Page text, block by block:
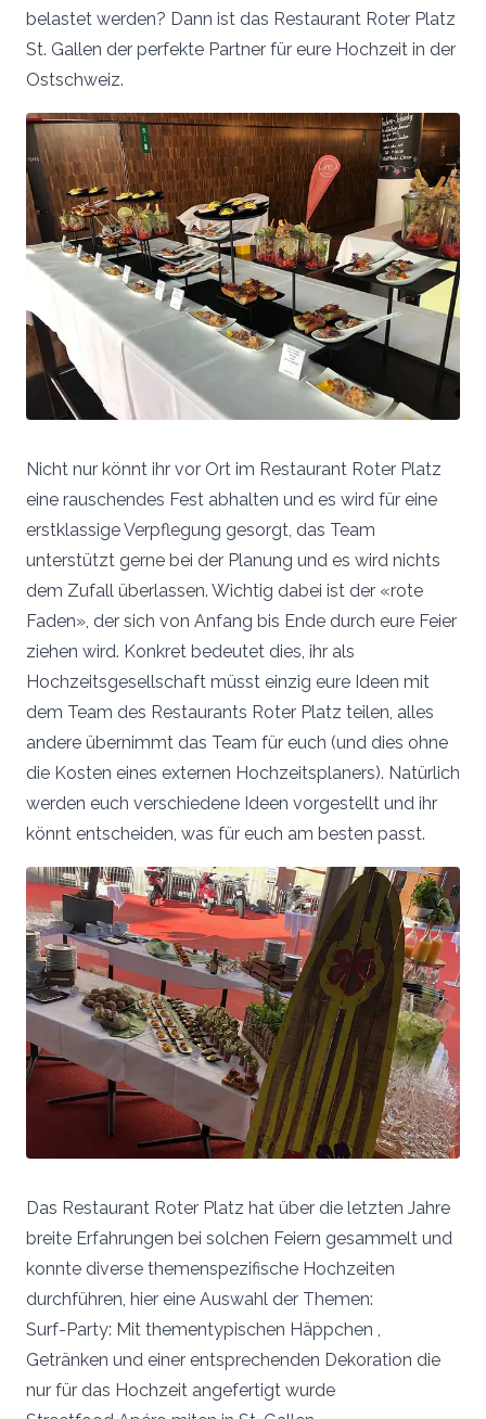
belastet werden? Dann ist das Restaurant Roter Platz
St. Gallen der perfekte Partner für eure Hochzeit in der
Ostschweiz.
Nicht nur könnt ihr vor Ort im Restaurant Roter Platz
eine rauschendes Fest abhalten und es wird für eine
erstklassige Verpflegung gesorgt, das Team
unterstützt gerne bei der Planung und es wird nichts
dem Zufall überlassen. Wichtig dabei ist der «rote
Faden», der sich von Anfang bis Ende durch eure Feier
ziehen wird. Konkret bedeutet dies, ihr als
Hochzeitsgesellschaft müsst einzig eure Ideen mit
dem Team des Restaurants Roter Platz teilen, alles
andere übernimmt das Team für euch (und dies ohne
die Kosten eines externen Hochzeitsplaners). Natürlich
werden euch verschiedene Ideen vorgestellt und ihr
könnt entscheiden, was für euch am besten passt.
Das Restaurant Roter Platz hat über die letzten Jahre
breite Erfahrungen bei solchen Feiern gesammelt und
konnte diverse themenspezifische Hochzeiten
durchführen, hier eine Auswahl der Themen:
Surf-Party: Mit thementypischen Häppchen ,
Getränken und einer entsprechenden Dekoration die
nur für das Hochzeit angefertigt wurde